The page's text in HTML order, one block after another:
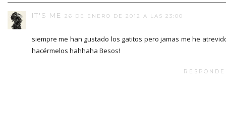
IT'S ME 26 DE ENERO DE 2012 A LAS 23:00
siempre me han gustado los gatitos pero jamas me he
hacérmelos hahhaha Besos!